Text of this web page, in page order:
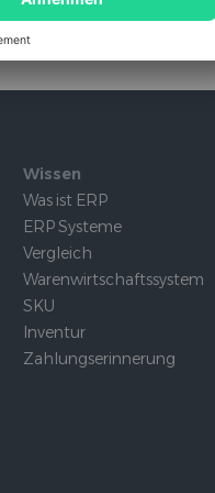
Omnichannel /
Wissen
Was ist ERP
ERP Systeme
Vergleich
Warenwirtschaftssystem
SKU
Inventur
Zahlungserinnerung